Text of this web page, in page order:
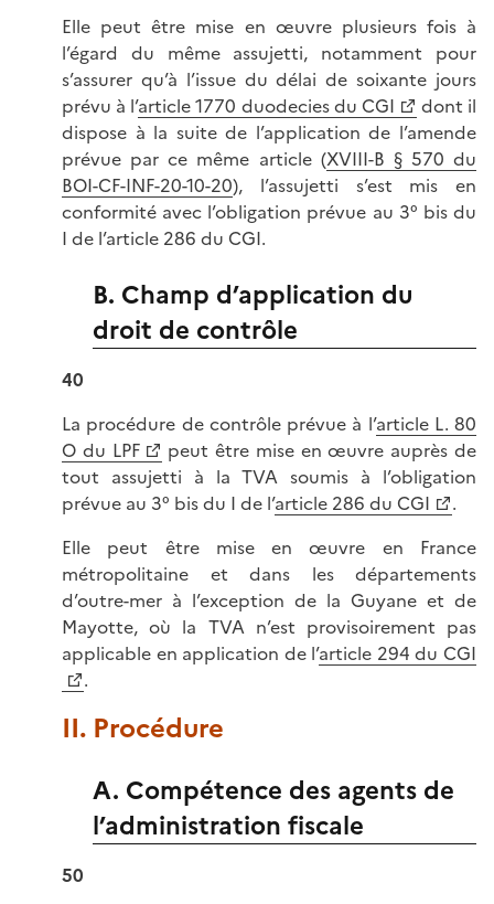
Elle peut être mise en œuvre plusieurs fois à
l’égard du même assujetti, notamment pour
s’assurer qu’à l’issue du délai de soixante jours
prévu à l’article 1770 duodecies du CGI
dont il
dispose à la suite de l’application de l’amende
prévue par ce même article (XVIII-B § 570 du
BOI-CF-INF-20-10-20), l’assujetti s’est mis en
conformité avec l’obligation prévue au 3° bis du
I de l’article 286 du CGI.
B. Champ d’application du
droit de contrôle
40
La procédure de contrôle prévue à l’article L. 80
O du LPF
peut être mise en œuvre auprès de
tout assujetti à la TVA soumis à l’obligation
prévue au 3° bis du I de l’article 286 du CGI
.
Elle peut être mise en œuvre en France
métropolitaine et dans les départements
d’outre-mer à l’exception de la Guyane et de
Mayotte, où la TVA n’est provisoirement pas
applicable en application de l’article 294 du CGI
.
II. Procédure
A. Compétence des agents de
l’administration fiscale
50